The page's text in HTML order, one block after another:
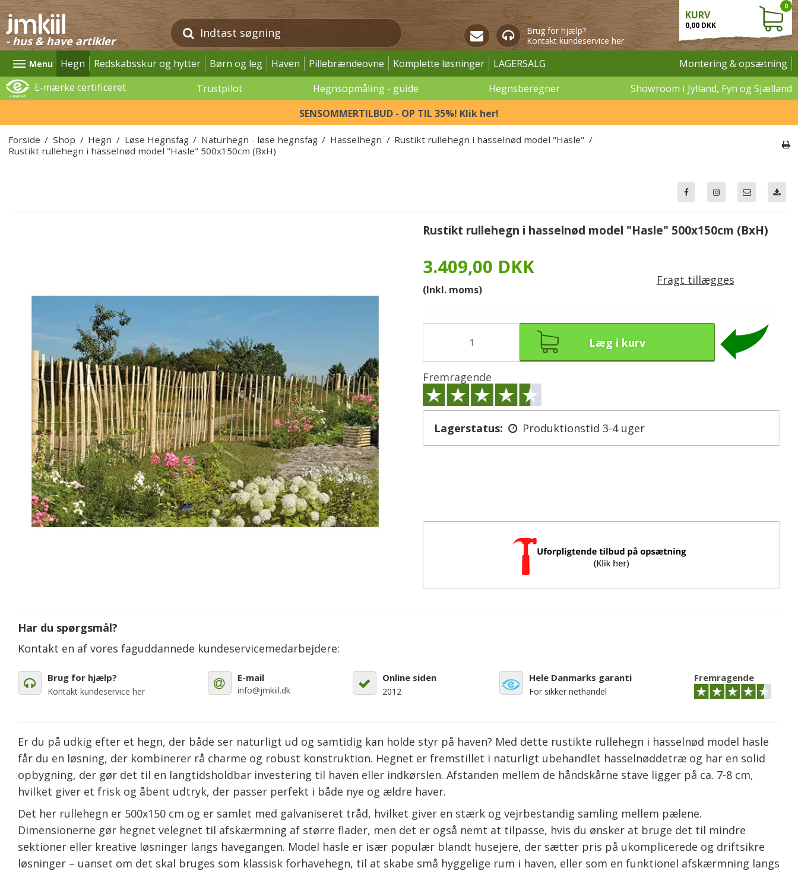
- hus & have artikler
Brug for hjælp?
Kontakt kundeservice her
KURV
0,00 DKK
0
Menu Hegn Redskabsskur og hytter Børn og leg Haven Pillebrændeovne Komplette løsninger LAGERSALG
Montering & opsætning
E-mærke certificeret
Trustpilot Hegnsopmåling - guide Hegnsberegner
Showroom i Jylland, Fyn og Sjælland
SENSOMMERTILBUD - OP TIL 35%! Klik her!
Forside / Shop / Hegn / Løse Hegnsfag / Naturhegn - løse hegnsfag / Hasselhegn / Rustikt rullehegn i hasselnød model "Hasle" /
Rustikt rullehegn i hasselnød model "Hasle" 500x150cm (BxH)
Rustikt rullehegn i hasselnød model "Hasle" 500x150cm (BxH)
3.409,00 DKK
(Inkl. moms)
Fragt tillægges
Læg i kurv
Fremragende
Lagerstatus: Produktionstid 3-4 uger
Har du spørgsmål?
Kontakt en af vores faguddannede kundeservicemedarbejdere:
Brug for hjælp?
Kontakt kundeservice her
E-mail
info@jmkiil.dk
Online siden
2012
Hele Danmarks garanti
For sikker nethandel
Fremragende
Er du på udkig efter et hegn, der både ser naturligt ud og samtidig kan holde styr på haven? Med dette rustikte rullehegn i hasselnød model hasle
får du en løsning, der kombinerer rå charme og robust konstruktion. Hegnet er fremstillet i naturligt ubehandlet hasselnøddetræ og har en solid
opbygning, der gør det til en langtidsholdbar investering til haven eller indkørslen. Afstanden mellem de håndskårne stave ligger på ca. 7-8 cm,
hvilket giver et frisk og åbent udtryk, der passer perfekt i både nye og ældre haver.
Det her rullehegn er 500x150 cm og er samlet med galvaniseret tråd, hvilket giver en stærk og vejrbestandig samling mellem pælene.
Dimensionerne gør hegnet velegnet til afskærmning af større flader, men det er også nemt at tilpasse, hvis du ønsker at bruge det til mindre
sektioner eller kreative løsninger langs havegangen. Model hasle er især populær blandt husejere, der sætter pris på ukomplicerede og driftsikre
løsninger – uanset om det skal bruges som klassisk forhavehegn, til at skabe små hyggelige rum i haven, eller som en funktionel afskærmning langs